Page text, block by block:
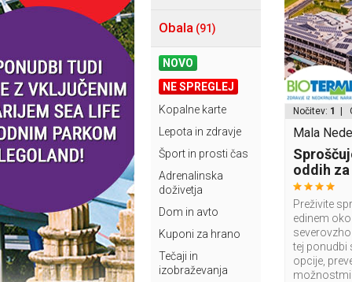
Obala (91)
NOVO
NE SPREGLEJ
Kopalne karte
Lepota in zdravje
Šport in prosti čas
Adrenalinska
doživetja
Dom in avto
Kuponi za hrano
Tečaji in
izobraževanja
Nočitev: 1 |
Mala
oddih
Preživite
edinem
tej ponudbi
opcije,